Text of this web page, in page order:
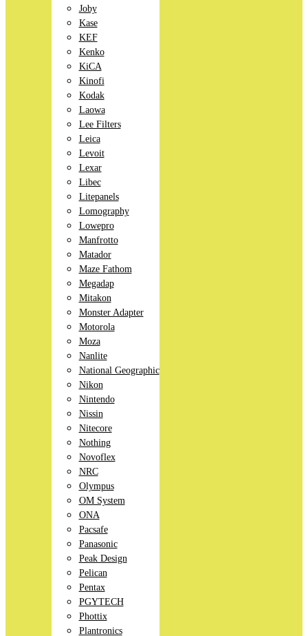
Joby
Kase
KEF
Kenko
KiCA
Kinofi
Kodak
Laowa
Lee Filters
Leica
Levoit
Lexar
Libec
Litepanels
Lomography
Lowepro
Manfrotto
Matador
Maze Fathom
Megadap
Mitakon
Monster Adapter
Motorola
Moza
Nanlite
National Geographic
Nikon
Nintendo
Nissin
Nitecore
Nothing
Novoflex
NRC
Olympus
OM System
ONA
Pacsafe
Panasonic
Peak Design
Pelican
Pentax
PGYTECH
Phottix
Plantronics